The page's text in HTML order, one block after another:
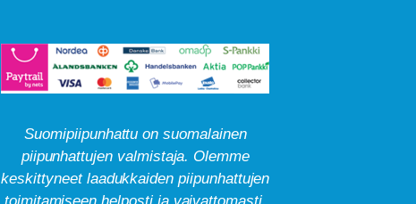
Suomipiipunhattu on suomalainen
piipunhattujen valmistaja. Olemme
keskittyneet laadukkaiden piipunhattujen
toimitamiseen helposti ja vaivattomasti.